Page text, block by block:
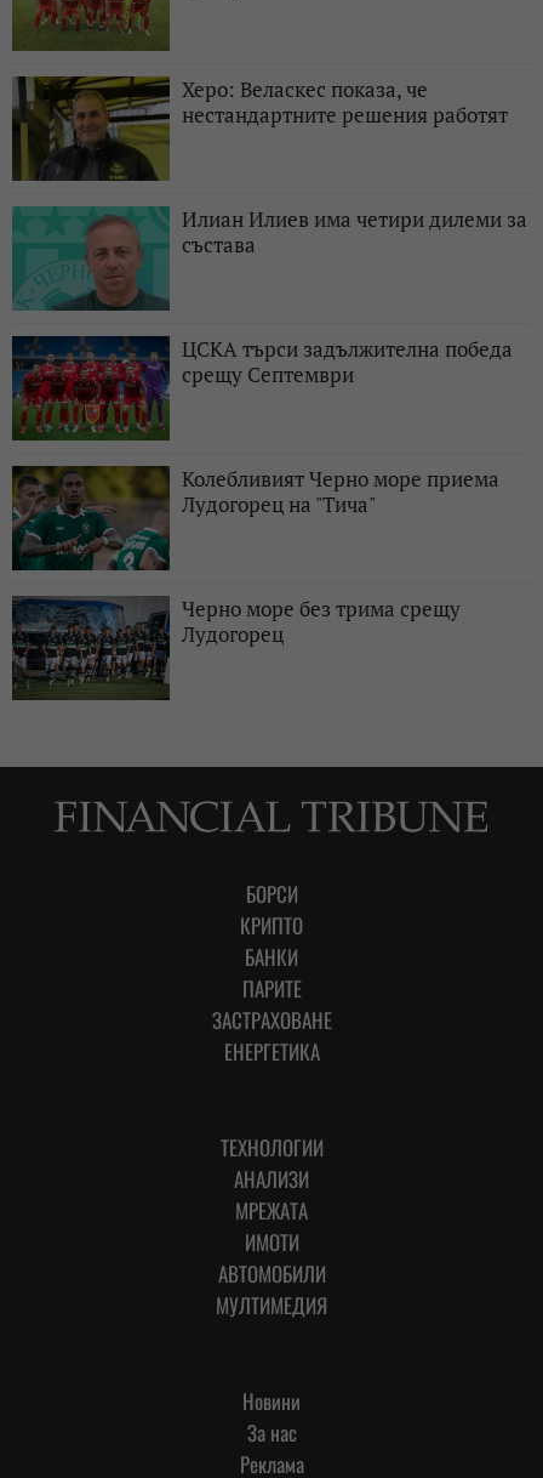
Херо: Веласкес показа, че
нестандартните решения работят
Илиан Илиев има четири дилеми за
състава
ЦСКА търси задължителна победа
срещу Септември
Колебливият Черно море приема
Лудогорец на "Тича"
Черно море без трима срещу
Лудогорец
БОРСИ
КРИПТО
БАНКИ
ПАРИТЕ
ЗАСТРАХОВАНЕ
ЕНЕРГЕТИКА
ТЕХНОЛОГИИ
АНАЛИЗИ
МРЕЖАТА
ИМОТИ
АВТОМОБИЛИ
МУЛТИМЕДИЯ
Новини
За нас
Реклама